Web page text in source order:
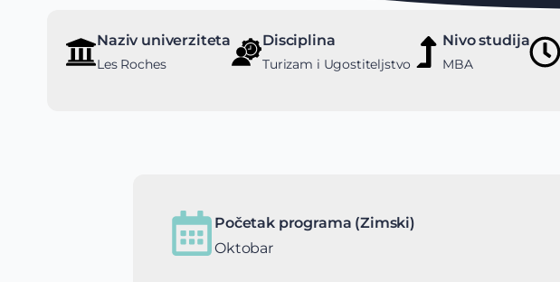
Naziv univerziteta
Les Roches
Disciplina
Turizam i Ugostiteljstvo
Nivo studija
MBA
Početak programa (Zimski)
Oktobar